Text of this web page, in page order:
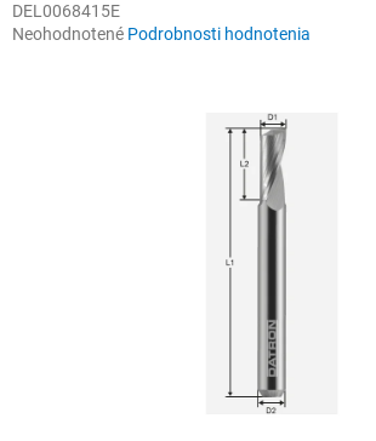
DEL0068415E
Priemerné
Neohodnotené Podrobnosti hodnotenia